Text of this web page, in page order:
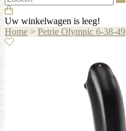
Uw winkelwagen is leeg!
Home > Petrie Olympic 6-38-49